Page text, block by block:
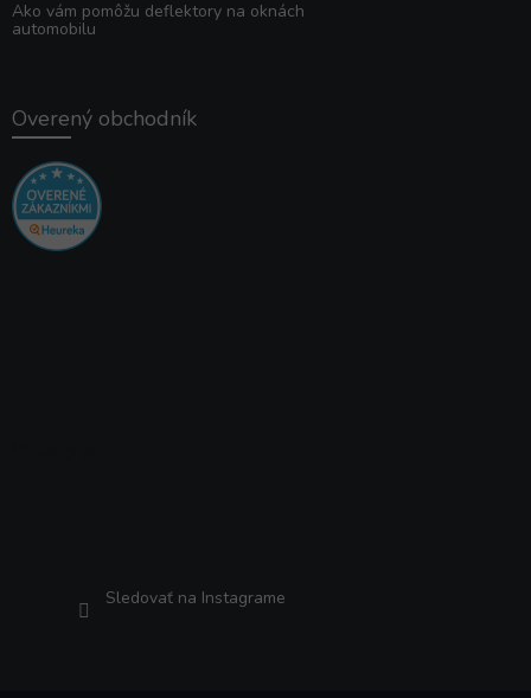
Ako vám pomôžu deflektory na oknách
automobilu
Overený obchodník
Sledovať na Instagrame